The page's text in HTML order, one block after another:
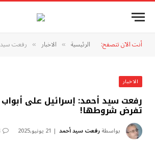
أنت الآن تتصفح: الرئيسية » الاخبار » رفعت سيد أحمد:
الاخبار
رفعت سيد أحمد: إسرائيل على أبواب
تفرض شروطها!
بواسطةرفعت سيد أحمد 21 يونيو,2025